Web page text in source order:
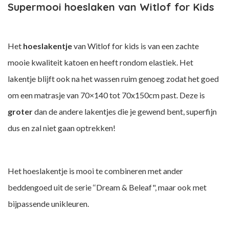
Supermooi hoeslaken van Witlof for Kids
Het hoeslakentjevan Witlof for kids is van een zachte
mooie kwaliteit katoen en heeft rondom elastiek. Het
lakentje blijft ook na het wassen ruim genoeg zodat het goed
om een matrasje van 70×140 tot 70x150cm past. Deze is
groterdan de andere lakentjes die je gewend bent, superfijn
dus en zal niet gaan optrekken!
Het hoeslakentje is mooi te combineren met ander
beddengoed uit de serie ‘‘Dream & Beleaf", maar ook met
bijpassende unikleuren.